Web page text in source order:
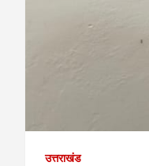
उत्तराखंड